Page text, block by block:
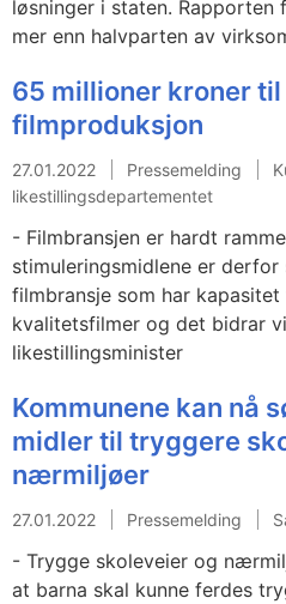
løsninger i staten. Rapporten
mer enn halvparten av
65 millioner kroner
filmproduksjon
27.01.2022 Pressemelding
likestillingsdepartementet
- Filmbransjen er hardt
stimuleringsmidlene er
filmbransje som har
kvalitetsfilmer og det bidrar
likestillingsminister
Kommunene kan nå
midler til tryggere
nærmiljøer
27.01.2022 Pressemelding
- Trygge skoleveier og
at barna skal kunne ferdes